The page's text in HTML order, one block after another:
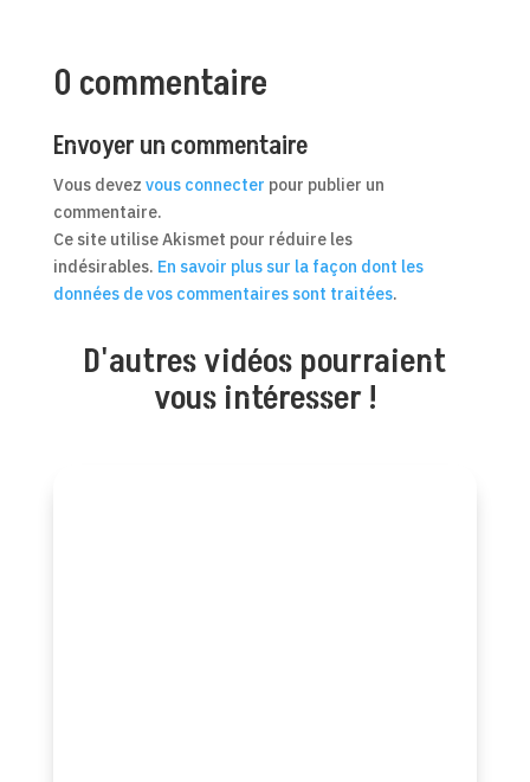
0 commentaire
Envoyer un commentaire
Vous devez vous connecter pour publier un
commentaire.
Ce site utilise Akismet pour réduire les
indésirables. En savoir plus sur la façon dont les
données de vos commentaires sont traitées.
D'autres vidéos pourraient
vous intéresser !